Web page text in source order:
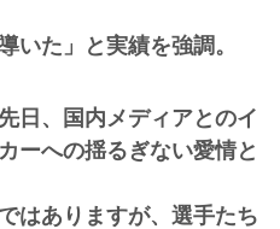
いた」と実績を強調。
日、国内メディアとのイ
ーへの揺るぎない愛情と
はありますが、選手たち